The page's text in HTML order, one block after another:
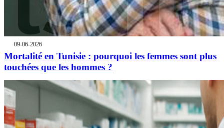
09-06-2026
Mortalité en Tunisie : pourquoi les femmes sont plus
touchées que les hommes ?